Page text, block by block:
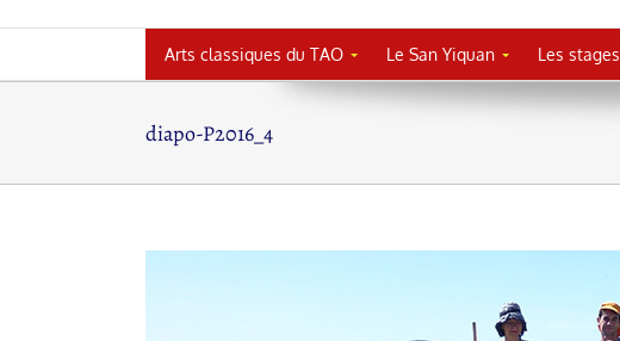
Arts classiques du TAO Le San Yiquan Les stages
diapo-P2016_4